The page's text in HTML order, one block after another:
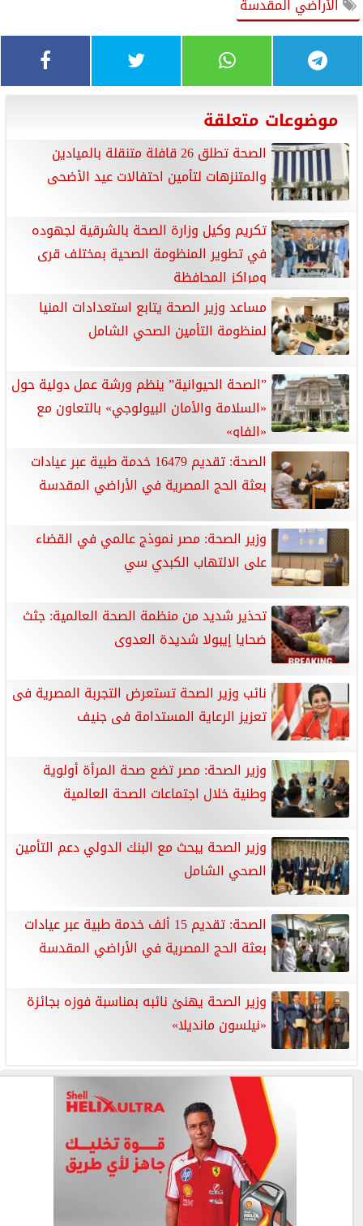
الأراضي المقدسة
موضوعات متعلقة
الصحة تطلق 26 قافلة متنقلة بالميادين
والمتنزهات لتأمين احتفالات عيد الأضحى
تكريم وكيل وزارة الصحة بالشرقية لجهوده
في تطوير المنظومة الصحية بمختلف قرى
ومراكز المحافظة
مساعد وزير الصحة يتابع استعدادات المنيا
لمنظومة التأمين الصحي الشامل
”الصحة الحيوانية” ينظم ورشة عمل دولية حول
«السلامة والأمان البيولوجي» بالتعاون مع
«الفاو»
الصحة: تقديم 16479 خدمة طبية عبر عيادات
بعثة الحج المصرية في الأراضي المقدسة
وزير الصحة: مصر نموذج عالمي في القضاء
على الالتهاب الكبدي سي
تحذير شديد من منظمة الصحة العالمية: جثث
ضحايا إيبولا شديدة العدوى
نائب وزير الصحة تستعرض التجربة المصرية فى
تعزيز الرعاية المستدامة فى جنيف
وزير الصحة: مصر تضع صحة المرأة أولوية
وطنية خلال اجتماعات الصحة العالمية
وزير الصحة يبحث مع البنك الدولي دعم التأمين
الصحي الشامل
الصحة: تقديم 15 ألف خدمة طبية عبر عيادات
بعثة الحج المصرية في الأراضي المقدسة
وزير الصحة يهنئ نائبه بمناسبة فوزه بجائزة
«نيلسون مانديلا»